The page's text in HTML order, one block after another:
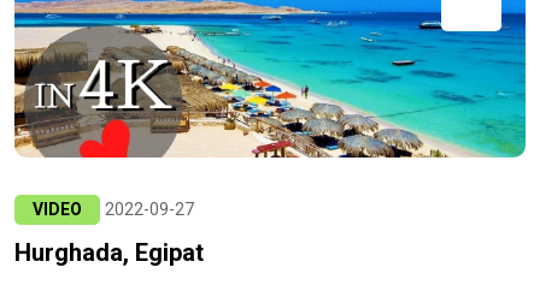
VIDEO 2022-09-27
Hurghada, Egipat